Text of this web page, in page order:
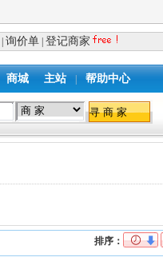
询价单 登记商家
商城 主站 帮助中心
排序：